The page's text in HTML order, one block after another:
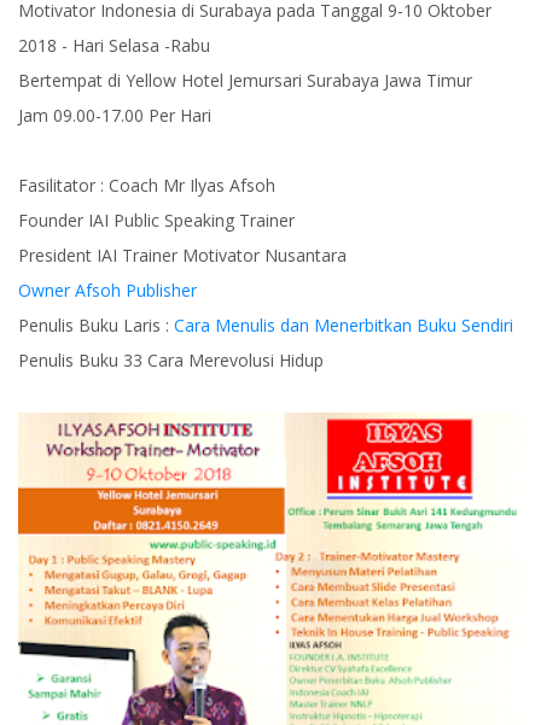
Motivator Indonesia di Surabaya pada Tanggal 9-10 Oktober
2018 - Hari Selasa -Rabu
Bertempat di Yellow Hotel Jemursari Surabaya Jawa Timur
Jam 09.00-17.00 Per Hari
Fasilitator : Coach Mr Ilyas Afsoh
Founder IAI Public Speaking Trainer
President IAI Trainer Motivator Nusantara
Owner Afsoh Publisher
Penulis Buku Laris : Cara Menulis dan Menerbitkan Buku Sendiri
Penulis Buku 33 Cara Merevolusi Hidup